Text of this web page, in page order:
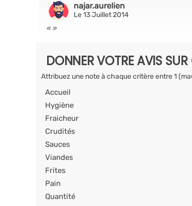
najar.aurelien
Le 13 Juillet 2014
DONNER VOTRE AVIS
Attribuez une note à chaque critère entre 1
Accueil
Hygiène
Fraicheur
Crudités
Sauces
Viandes
Frites
Pain
Quantité